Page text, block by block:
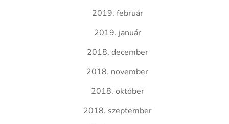
2019. február
2019. január
2018. december
2018. november
2018. október
2018. szeptember